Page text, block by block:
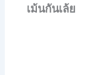
เม้นกันเล้ย